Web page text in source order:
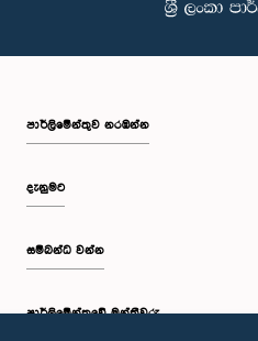
පාර්ලි‌මේන්තුව නරඹන්න
දැනුමට
සම්බන්ධ වන්න
පාර්ලි‌මේන්තුවේ මන්ත්‍රීවරු